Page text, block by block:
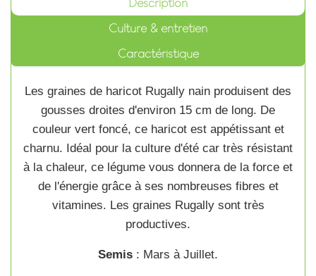
Description
Culture & entretien
Caractéristique
Les graines de haricot Rugally nain produisent des
gousses droites d'environ 15 cm de long. De
couleur vert foncé, ce haricotest appétissant et
charnu. Idéal pour la culture d'été car très résistant
à la chaleur, ce légume vous donnera de la force et
de l'énergie grâce à ses nombreuses fibres et
vitamines. Les graines Rugallysont très
productives.
Semis : Mars à Juillet.